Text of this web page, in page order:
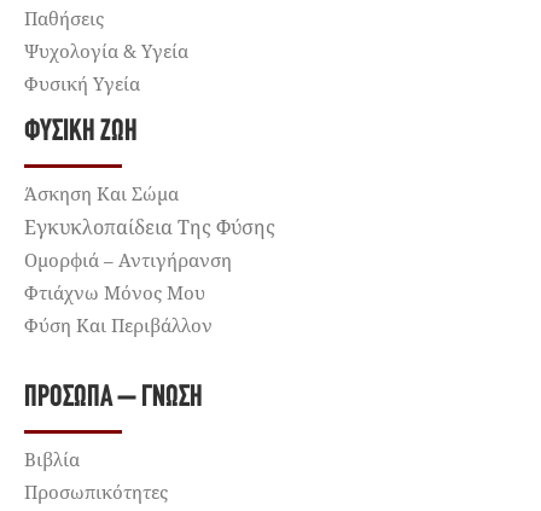
Παθήσεις
Ψυχολογία & Υγεία
Φυσική Υγεία
ΦΥΣΙΚΉ ΖΩΉ
Άσκηση Και Σώμα
Εγκυκλοπαίδεια Της Φύσης
Ομορφιά – Αντιγήρανση
Φτιάχνω Μόνος Μου
Φύση Και Περιβάλλον
ΠΡΌΣΩΠΑ – ΓΝΏΣΗ
Βιβλία
Προσωπικότητες